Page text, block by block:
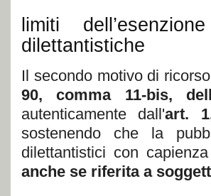
limiti
dilettantistiche
Il secondo motivo di
90, comma 11-bis,
autenticamente dall'art.
sostenendo che la
dilettantistici con
anche se riferita a